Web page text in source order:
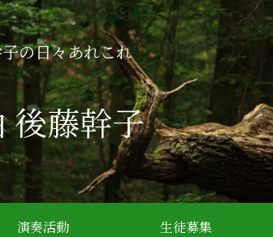
の日々あれこれ
後藤幹子
演奏活動 生徒募集